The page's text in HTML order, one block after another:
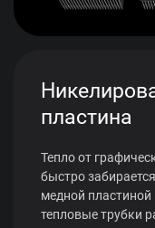
пластина
Тепло от
быстро
медной пластиной
тепловые трубки